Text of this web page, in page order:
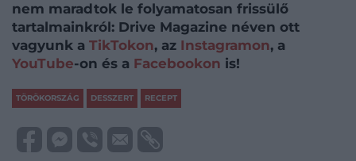
nem maradtok le folyamatosan frissülő
tartalmainkról: Drive Magazine néven ott
vagyunk a TikTokon, az Instagramon, a
YouTube-on és a Facebookon is!
TÖRÖKORSZÁG DESSZERT RECEPT